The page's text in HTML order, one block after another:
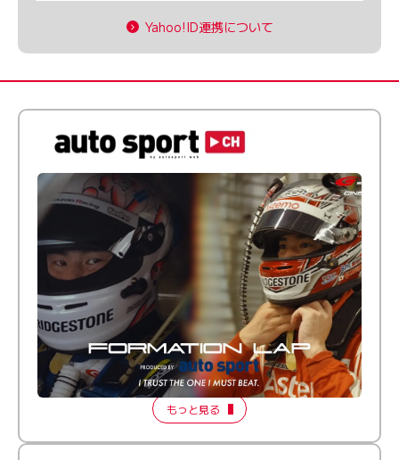
Yahoo!ID連携について
倒す相手を、信じてる。小林利徠斗 × 野村勇斗
【FORMATION LAP Produced by auto sport】
2026 Episode 2
もっと見る